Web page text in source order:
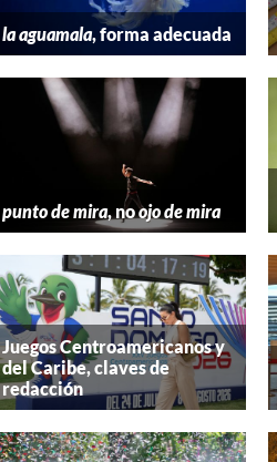
la aguamala, forma adecuada
punto de mira, noojo de mira
Juegos Centroamericanos y
del Caribe, claves de
redacción